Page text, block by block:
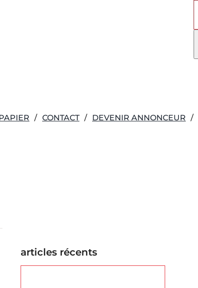
CONTACT DEVENIR ANNONCEUR
articles récents